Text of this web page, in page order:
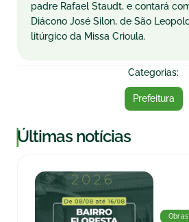
padre Rafael Staudt, e contará
Diácono José Silon, de São
litúrgico da Missa Crioula.
Categorias:
Prefeitura
|Últimas notícias